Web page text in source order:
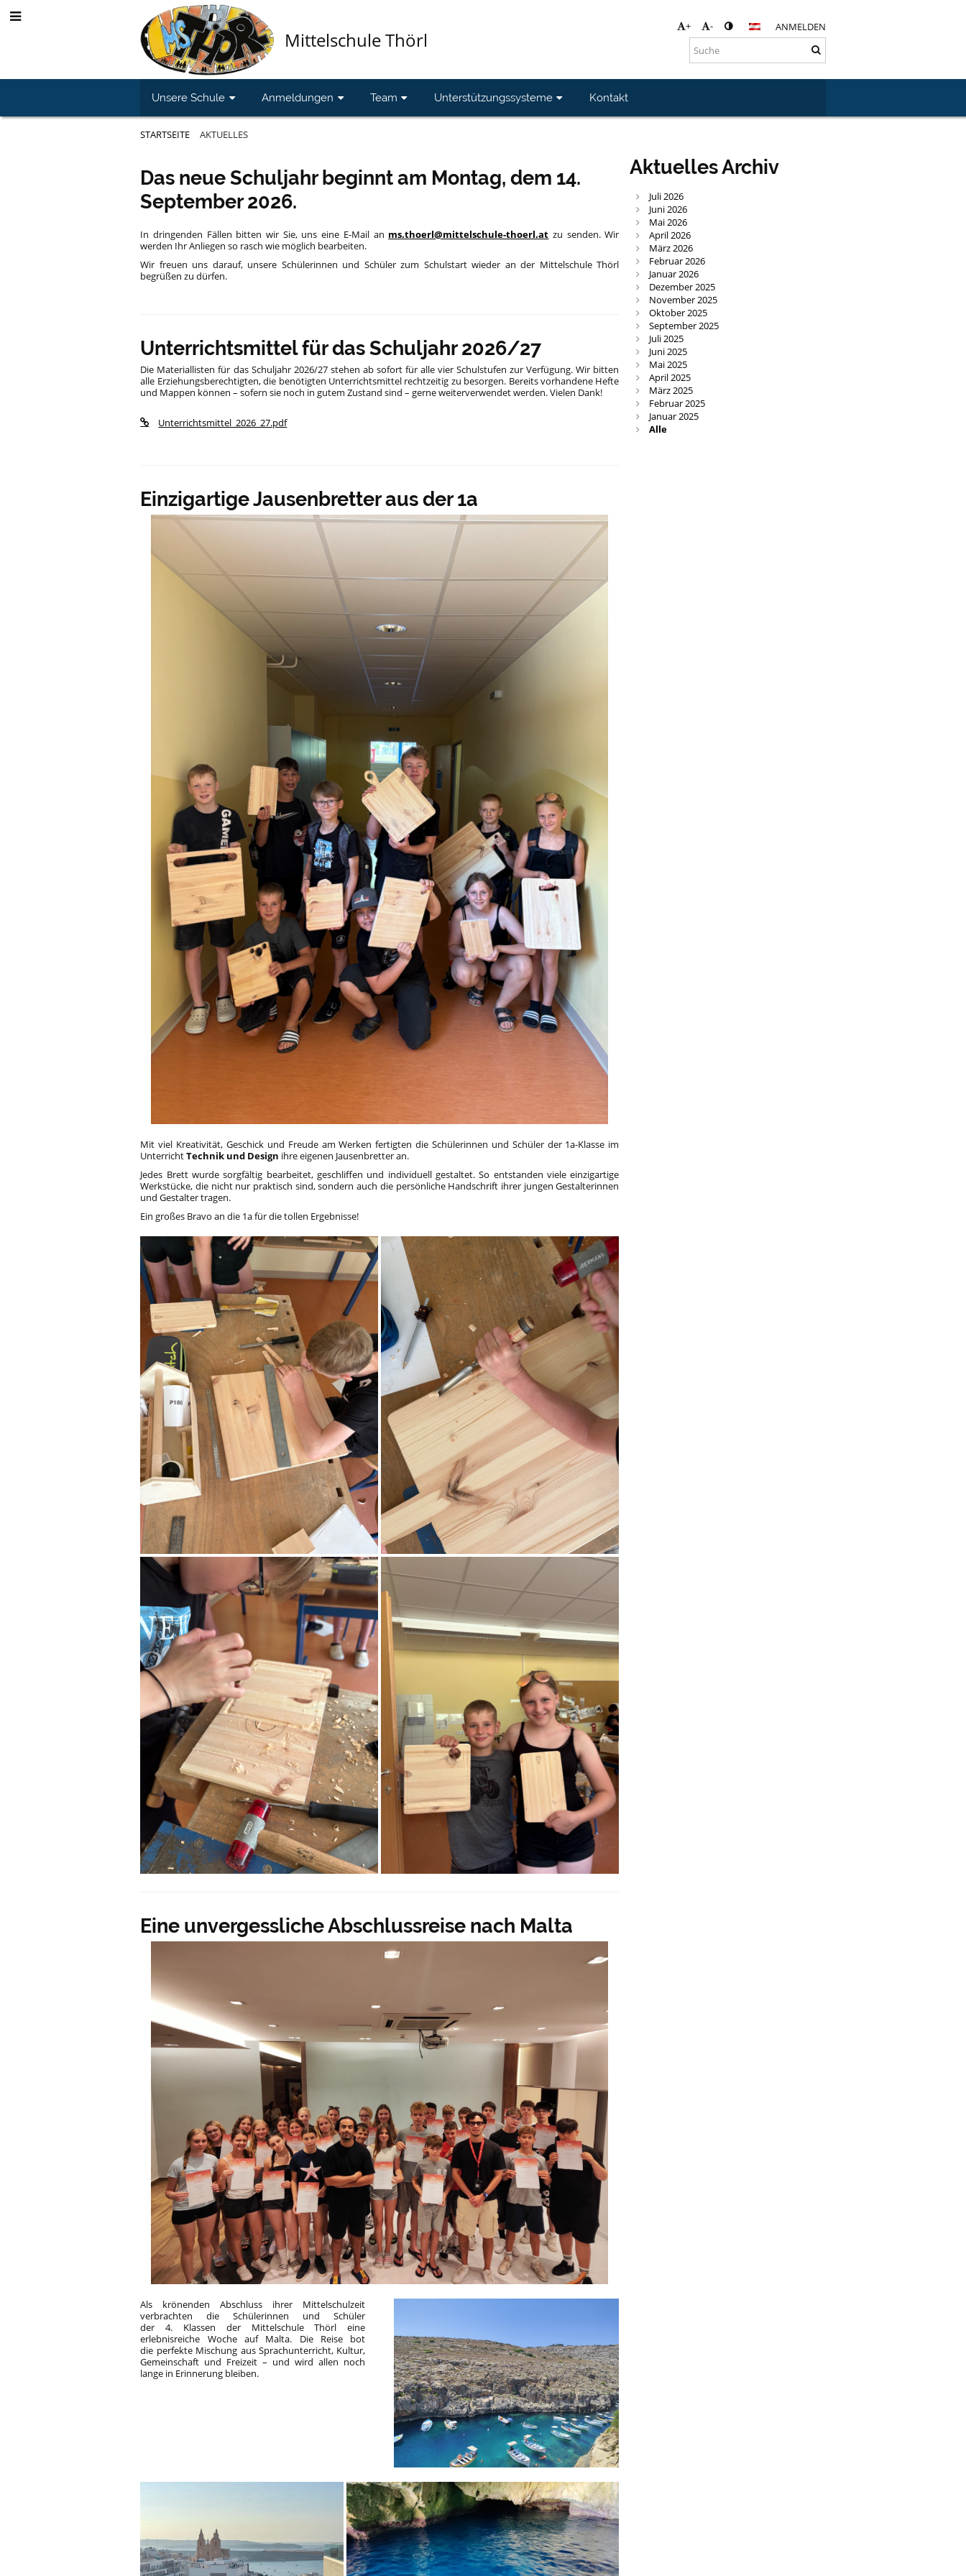
Mittelschule Thörl
+ - ANMELDEN
Unsere Schule Anmeldungen Team Unterstützungssysteme Kontakt
STARTSEITE AKTUELLES
Aktuelles
Das neue Schuljahr beginnt am Montag, dem 14.
September 2026.
In dringenden Fällen bitten wir Sie, uns eine E-Mail an ms.thoerl@mittelschule-thoerl.at zu senden. Wir
werden Ihr Anliegen so rasch wie möglich bearbeiten.
Wir freuen uns darauf, unsere Schülerinnen und Schüler zum Schulstart wieder an der Mittelschule Thörl
begrüßen zu dürfen.
Unterrichtsmittel für das Schuljahr 2026/27
Die Materiallisten für das Schuljahr 2026/27 stehen ab sofort für alle vier Schulstufen zur Verfügung. Wir bitten
alle Erziehungsberechtigten, die benötigten Unterrichtsmittel rechtzeitig zu besorgen. Bereits vorhandene Hefte
und Mappen können – sofern sie noch in gutem Zustand sind – gerne weiterverwendet werden. Vielen Dank!
Unterrichtsmittel_2026_27.pdf
Einzigartige Jausenbretter aus der 1a
Mit viel Kreativität, Geschick und Freude am Werken fertigten die Schülerinnen und Schüler der 1a-Klasse im
UnterrichtTechnik und Design ihre eigenen Jausenbretter an.
Jedes Brett wurde sorgfältig bearbeitet, geschliffen und individuell gestaltet. So entstanden viele einzigartige
Werkstücke, die nicht nur praktisch sind, sondern auch die persönliche Handschrift ihrer jungen Gestalterinnen
und Gestalter tragen.
Ein großes Bravo an die 1a für die tollen Ergebnisse!
Eine unvergessliche Abschlussreise nach Malta
Als krönenden Abschluss ihrer Mittelschulzeit
verbrachten die Schülerinnen und Schüler
der 4. Klassen der Mittelschule Thörl eine
erlebnisreiche Woche auf Malta. Die Reise bot
die perfekte Mischung aus Sprachunterricht, Kultur,
Gemeinschaft und Freizeit – und wird allen noch
lange in Erinnerung bleiben.
Aktuelles Archiv
Juli 2026
Juni 2026
Mai 2026
April 2026
März 2026
Februar 2026
Januar 2026
Dezember 2025
November 2025
Oktober 2025
September 2025
Juli 2025
Juni 2025
Mai 2025
April 2025
März 2025
Februar 2025
Januar 2025
Alle